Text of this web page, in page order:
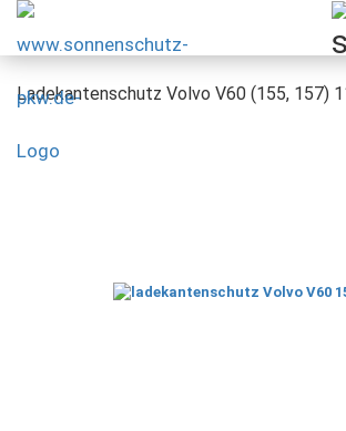
Ladekantenschutz Volvo V60 (155, 157)